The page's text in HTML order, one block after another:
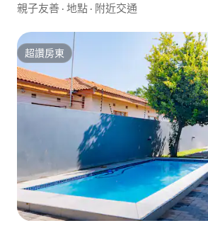
親子友善 · 地點 · 附近交通
超讚房東
超讚房東